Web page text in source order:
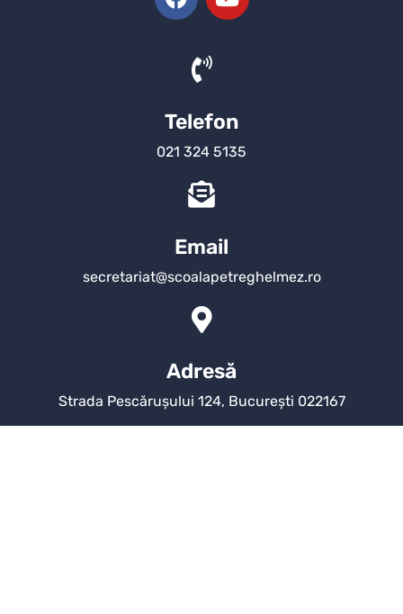
Telefon
021 324 5135
Email
secretariat@scoalapetreghelmez.ro
Adresă
Strada Pescărușului 124, București 022167